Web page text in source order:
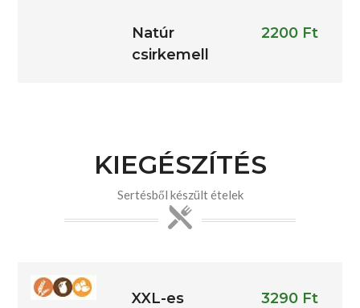
Natúr
csirkemell
2200 Ft
KIEGÉSZÍTÉS
Sertésből készült ételek
XXL-es
3290 Ft